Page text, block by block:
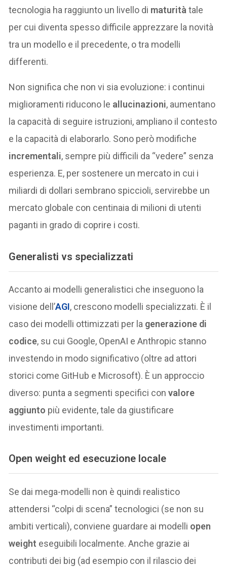
tecnologia ha raggiunto un livello di maturitàtale
per cui diventa spesso difficile apprezzare la novità
tra un modello e il precedente, o tra modelli
differenti.
Non significa che non vi sia evoluzione: i continui
miglioramenti riducono le allucinazioni, aumentano
la capacità di seguire istruzioni, ampliano il contesto
e la capacità di elaborarlo. Sono però modifiche
incrementali, sempre più difficili da “vedere” senza
esperienza. E, per sostenere un mercato in cui i
miliardi di dollari sembrano spiccioli, servirebbe un
mercato globale con centinaia di milioni di utenti
paganti in grado di coprire i costi.
Generalisti vs specializzati
Accanto ai modelli generalistici che inseguono la
visione dell’AGI, crescono modelli specializzati. È il
caso dei modelli ottimizzati per la generazione di
codice, su cui Google, OpenAI e Anthropic stanno
investendo in modo significativo (oltre ad attori
storici come GitHub e Microsoft). È un approccio
diverso: punta a segmenti specifici convalore
aggiunto più evidente, tale da giustificare
investimenti importanti.
Open weight ed esecuzione locale
Se dai mega-modelli non è quindi realistico
attendersi “colpi di scena” tecnologici (se non su
ambiti verticali), conviene guardare ai modelli open
weight eseguibili localmente. Anche grazie ai
contributi dei big (ad esempio con il rilascio dei